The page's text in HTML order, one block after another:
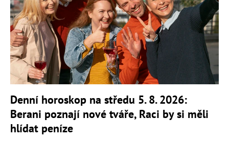
Denní horoskop na středu 5. 8. 2026:
Berani poznají nové tváře, Raci by si měli
hlídat peníze